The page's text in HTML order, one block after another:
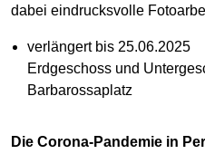
dabei eindrucksvolle
verlängert bis 25.06.2025
Erdgeschoss und
Barbarossaplatz
Die Corona-Pandemie in Peru – Grafiken des